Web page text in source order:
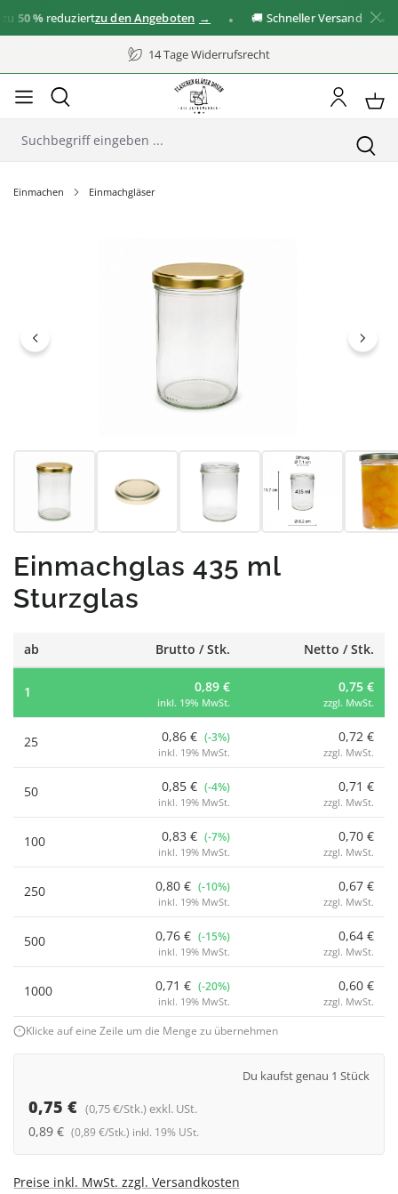
50 %reduziertzu den Angeboten 🚚 Schneller Versand
14 Tage Widerrufsrecht
Einmachen Einmachgläser
Einmachglas 435 ml
Sturzglas
ab Brutto / Stk. Netto / Stk.
1 0,89 €
inkl. 19% MwSt.
0,75 €
zzgl. MwSt.
25 0,86 € (-3%)
inkl. 19% MwSt.
0,72 €
zzgl. MwSt.
50 0,85 € (-4%)
inkl. 19% MwSt.
0,71 €
zzgl. MwSt.
100 0,83 € (-7%)
inkl. 19% MwSt.
0,70 €
zzgl. MwSt.
250 0,80 € (-10%)
inkl. 19% MwSt.
0,67 €
zzgl. MwSt.
500 0,76 € (-15%)
inkl. 19% MwSt.
0,64 €
zzgl. MwSt.
1000 0,71 € (-20%)
inkl. 19% MwSt.
0,60 €
zzgl. MwSt.
Klicke auf eine Zeile um die Menge zu übernehmen
Du kaufst genau 1 Stück
0,75 € (0,75 €/Stk.) exkl. USt.
0,89 € (0,89 €/Stk.) inkl. 19% USt.
Preise inkl. MwSt. zzgl. Versandkosten